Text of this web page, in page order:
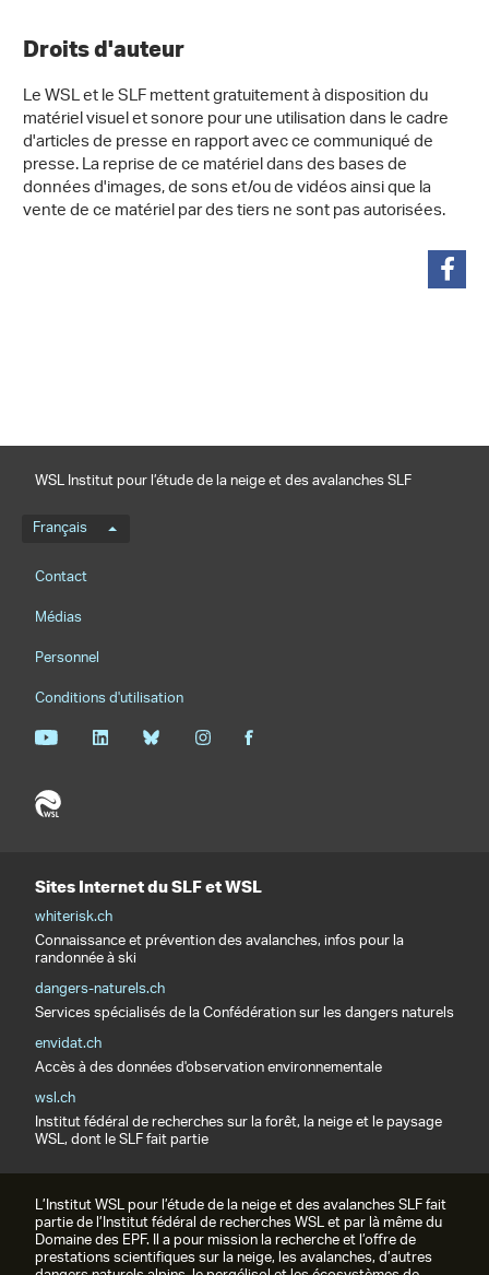
Droits d'auteur
Le WSL et le SLF mettent gratuitement à disposition du
matériel visuel et sonore pour une utilisation dans le cadre
d'articles de presse en rapport avec ce communiqué de
presse. La reprise de ce matériel dans des bases de
données d'images, de sons et/ou de vidéos ainsi que la
vente de ce matériel par des tiers ne sont pas autorisées.
WSL Institut pour l’étude de la neige et des avalanches SLF
Menu de langue
Français
Footernavigation
Contact
Médias
Personnel
Conditions d'utilisation
Sites Internet du SLF et WSL
whiterisk.ch
Connaissance et prévention des avalanches, infos pour la
randonnée à ski
dangers-naturels.ch
Services spécialisés de la Confédération sur les dangers naturels
envidat.ch
Accès à des données d'observation environnementale
wsl.ch
Institut fédéral de recherches sur la forêt, la neige et le paysage
WSL, dont le SLF fait partie
L’Institut WSL pour l’étude de la neige et des avalanches SLF fait
partie de l’Institut fédéral de recherches WSL et par là même du
Domaine des EPF. Il a pour mission la recherche et l’offre de
prestations scientifiques sur la neige, les avalanches, d’autres